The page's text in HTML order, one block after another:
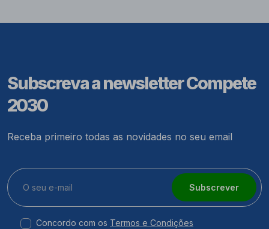
Subscreva a newsletter Compete
2030
Receba primeiro todas as novidades no seu email
Subscrever
Concordo com os Termos e Condições